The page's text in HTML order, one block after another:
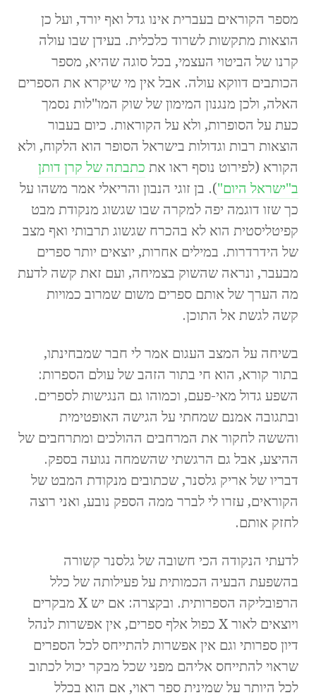
מספר הקוראים בעברית אינו גדל ואף יורד, ועל כן
הוצאות מתקשות לשרוד כלכלית. בעידן שבו עולה
קרנו של הביטוי העצמי, בכל סוגה שהיא, מספר
הכותבים דווקא עולה. אבל אין מי שיקרא את הספרים
האלה, ולכן מנגנון המימון של שוק המו"לות נסמך
כעת על הסופרות, ולא על הקוראות. כיום בעבור
הוצאות רבות וגדולות בישראל הסופר הוא הלקוח, ולא
הקורא (לפירוט נוסף ראו את כתבתה של קרן דותן
ב"ישראל היום"). בן זוגי הנבון והריאלי אמר משהו על
כך שזו דוגמה יפה למקרה שבו שגשוג מנקודת מבט
קפיטליסטית הוא לא בהכרח שגשוג תרבותי ואף מצב
של הידרדרות. במילים אחרות, יוצאים יותר ספרים
מבעבר, ונראה שהשוק בצמיחה, ועם זאת קשה לדעת
מה הערך של אותם ספרים משום שמרוב כמויות
קשה לגשת אל התוכן.
בשיחה על המצב העגום אמר לי חבר שמבחינתו,
בתור קורא, הוא חי בתור הזהב של עולם הספרות:
השפע גדול מאי-פעם, וכמוהו גם הנגישות לספרים.
ובתגובה אמנם שמחתי על הגישה האופטימית
והששה לחקור את המרחבים ההולכים ומתרחבים של
ההיצע, אבל גם הרגשתי שהשמחה נגועה בספק.
דבריו של אריק גלסנר, שכתובים מנקודת המבט של
הקוראים, עזרו לי לברר ממה הספק נובע, ואני רוצה
לחזק אותם.
לדעתי הנקודה הכי חשובה של גלסנר קשורה
בהשפעת הבעיה הכמותית על פעילותה של כלל
הרפובליקה הספרותית. ובקצרה: אם יש X מבקרים
ויוצאים לאור X כפול אלף ספרים, אין אפשרות לנהל
דיון ספרותי וגם אין אפשרות להתייחס לכל הספרים
שראוי להתייחס אליהם מפני שכל מבקר יכול לכתוב
לכל היותר על שמינית ספר ראוי, אם הוא בכלל